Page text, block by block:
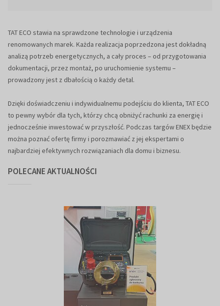
TAT ECO stawia na sprawdzone technologie i urządzenia
renomowanych marek. Każda realizacja poprzedzona jest dokładną
analizą potrzeb energetycznych, a cały proces – od przygotowania
dokumentacji, przez montaż, po uruchomienie systemu –
prowadzony jest z dbałością o każdy detal.
Dzięki doświadczeniu i indywidualnemu podejściu do klienta, TAT ECO
to pewny wybór dla tych, którzy chcą obniżyć rachunki za energię i
jednocześnie inwestować w przyszłość. Podczas targów ENEX będzie
można poznać ofertę firmy i porozmawiać z jej ekspertami o
najbardziej efektywnych rozwiązaniach dla domu i biznesu.
POLECANE AKTUALNOŚCI